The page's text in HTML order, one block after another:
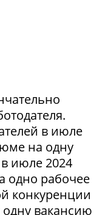
в июле
на одну
июле 2024
одно рабочее
конкуренции
одну вакансию